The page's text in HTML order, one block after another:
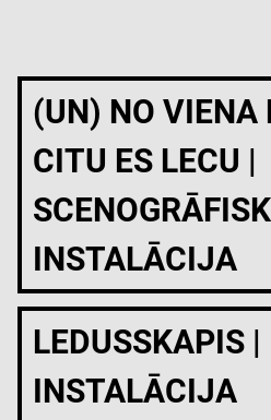
(UN) NO VIENA
CITU ES LECU |
INSTALĀCIJA
LEDUSSKAPIS |
INSTALĀCIJA